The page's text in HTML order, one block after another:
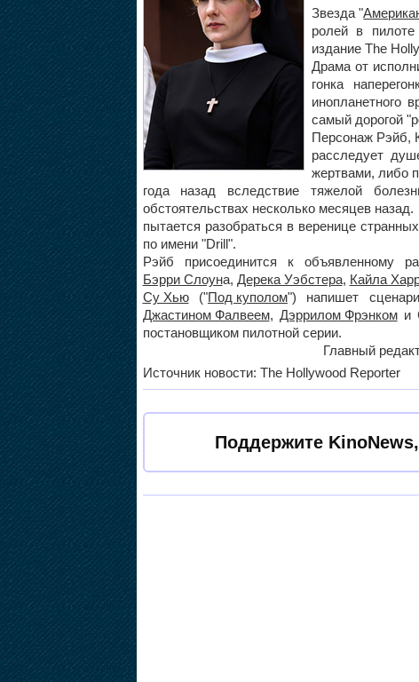
Звезда "
ролей в
издание The
Драма от
гонка
инопланетного
самый дорогой
Персонаж Рэйб,
расследует
жертвами, либо
года назад вследствие тяжелой
обстоятельствах несколько месяцев
пытается разобраться в веренице
по имени "Drill".
Рэйб присоединится к объявленному
Бэрри Слоуна, Дерека Уэбстера, Кайла
Су Хью("Под куполом") напишет
Джастином Фалвеем, Дэррилом Фрэнкоми
постановщиком пилотной серии.
Главный
Источник новости: The Hollywood Reporter
Поддержите